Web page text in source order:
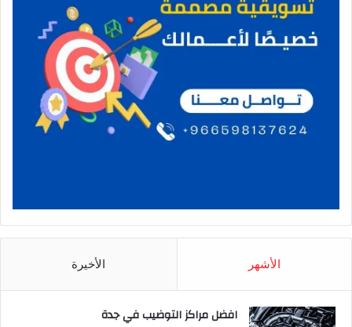
الأشهر الأخيرة
افضل مراكز التوضيب في جدة